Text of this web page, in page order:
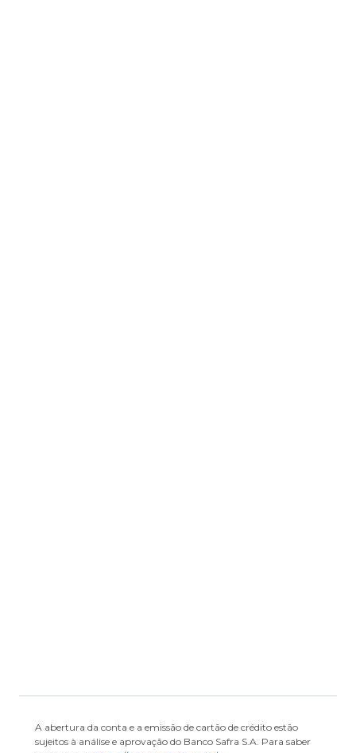
A abertura da conta e a emissão de cartão de crédito estão
sujeitos à análise e aprovação do Banco Safra S.A. Para saber